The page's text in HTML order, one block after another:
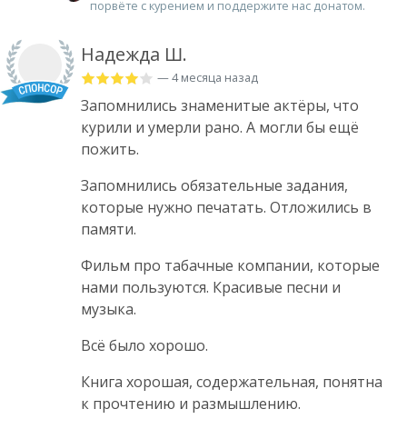
порвёте с курением и поддержите нас донатом.
Надежда Ш.
— 4 месяца назад
Запомнились знаменитые актёры, что
курили и умерли рано. А могли бы ещё
пожить.
Запомнились обязательные задания,
которые нужно печатать. Отложились в
памяти.
Фильм про табачные компании, которые
нами пользуются. Красивые песни и
музыка.
Всё было хорошо.
Книга хорошая, содержательная, понятна
к прочтению и размышлению.